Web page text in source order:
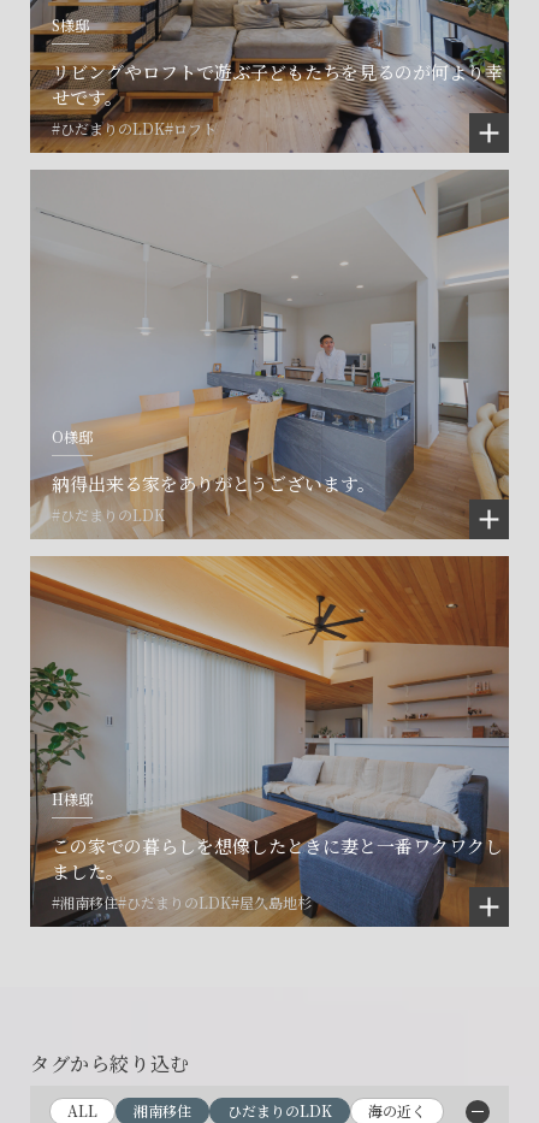
S様邸
リビングやロフトで遊ぶ子どもたちを見るのが何より幸
せです。
#ひだまりのLDK#ロフト
O様邸
納得出来る家をありがとうございます。
#ひだまりのLDK
H様邸
この家での暮らしを想像したときに妻と一番ワクワクし
ました。
#湘南移住#ひだまりのLDK#屋久島地杉
タグから絞り込む
ALL 湘南移住 ひだまりのLDK
海の近く
©SET inc.